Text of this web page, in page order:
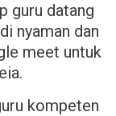
guru datang
nyaman dan
meet untuk
kompeten